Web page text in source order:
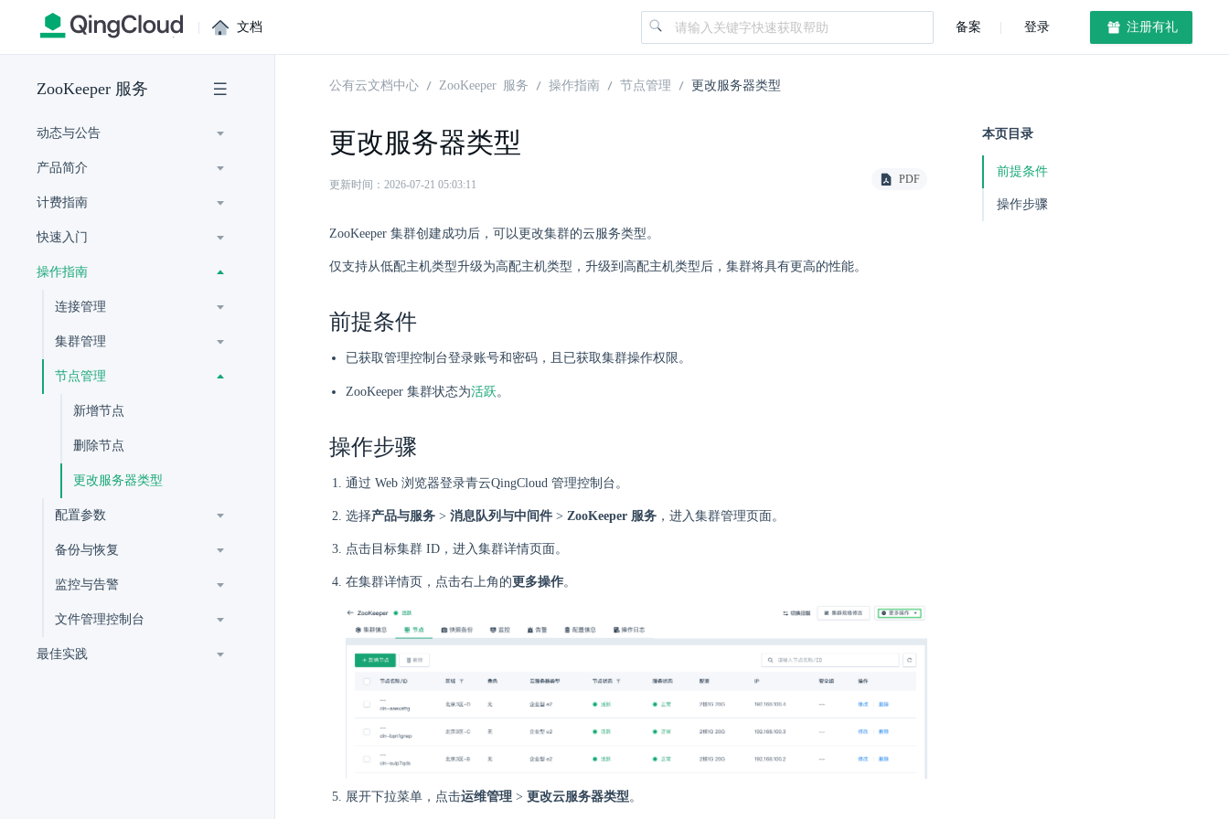
| 文档 备案 登录 注册有礼
ZooKeeper 服务
动态与公告
产品简介
计费指南
快速入门
操作指南
连接管理
集群管理
节点管理
新增节点
删除节点
更改服务器类型
配置参数
备份与恢复
监控与告警
文件管理控制台
最佳实践
公有云文档中心 ZooKeeper 服务 操作指南 节点管理 更改服务器类型
更改服务器类型
更新时间：2026-07-21 05:03:11 PDF
ZooKeeper 集群创建成功后，可以更改集群的云服务类型。
仅支持从低配主机类型升级为高配主机类型，升级到高配主机类型后，集群将具有更高的性能。
前提条件
已获取管理控制台登录账号和密码，且已获取集群操作权限。
ZooKeeper 集群状态为活跃。
操作步骤
通过 Web 浏览器登录青云QingCloud 管理控制台。
选择产品与服务 > 消息队列与中间件 > ZooKeeper 服务 ，进入集群管理页面。
点击目标集群 ID，进入集群详情页面。
在集群详情页，点击右上角的更多操作。
展开下拉菜单，点击运维管理 > 更改云服务器类型。
本页目录
前提条件
操作步骤